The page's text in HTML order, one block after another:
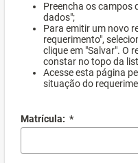
Preencha os campos
dados";
Para emitir um novo
requerimento",
clique em "Salvar". O
constar no topo da
Acesse esta página
situação do
Matrícula: *